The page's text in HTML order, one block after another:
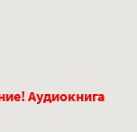
Аудиокнига